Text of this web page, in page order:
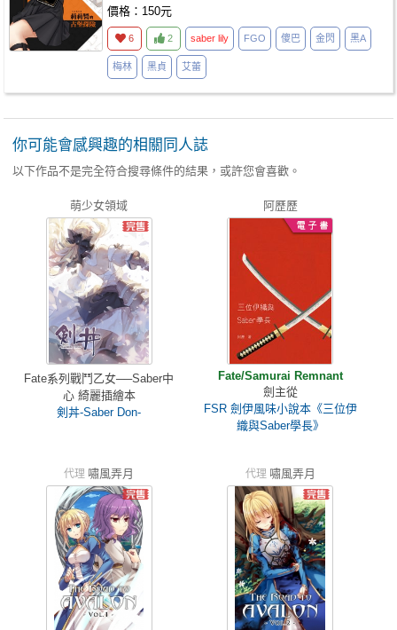
價格：150元
6 2 saber lily FGO 傻巴 金閃 黑A
梅林 黑貞 艾蕾
你可能會感興趣的相關同人誌
以下作品不是完全符合搜尋條件的結果，或許您會喜歡。
萌少女領域
Fate系列戰鬥乙女──Saber中
心 綺麗插繪本
剣丼-Saber Don-
阿歷歷
Fate/Samurai Remnant
劍主從
FSR 劍伊風味小說本《三位伊
織與Saber學長》
代理 嘯風弄月 代理 嘯風弄月